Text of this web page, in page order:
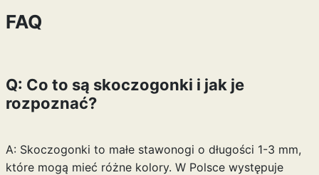
FAQ
Q: Co to są skoczogonki i jak je
rozpoznać?
A: Skoczogonki to małe stawonogi o długości 1-3 mm,
które mogą mieć różne kolory. W Polsce występuje